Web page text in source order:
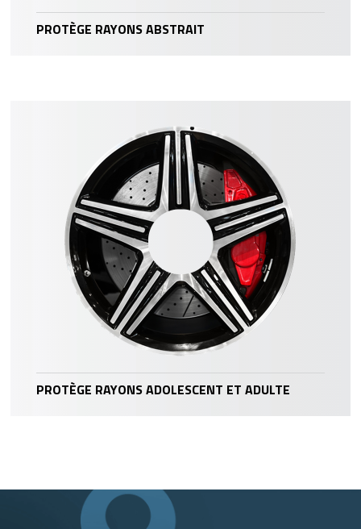
PROTÈGE RAYONS ABSTRAIT
PROTÈGE RAYONS ADOLESCENT ET ADULTE